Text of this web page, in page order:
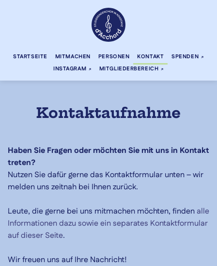
STARTSEITE MITMACHEN PERSONEN KONTAKT
SPENDEN
INSTAGRAM
MITGLIEDERBEREICH
Kontaktaufnahme
Haben Sie Fragen oder möchten Sie mit uns in Kontakt
treten?
Nutzen Sie dafür gerne das Kontaktformular unten – wir
melden uns zeitnah bei Ihnen zurück.
Leute, die gerne bei uns mitmachen möchten, findenalle
Informationen dazu sowie ein separates Kontaktformular
auf dieser Seite.
Wir freuen uns auf Ihre Nachricht!